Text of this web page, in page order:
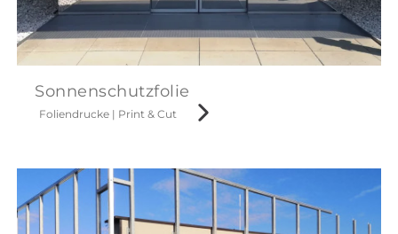
Sonnenschutzfolie
Foliendrucke | Print & Cut